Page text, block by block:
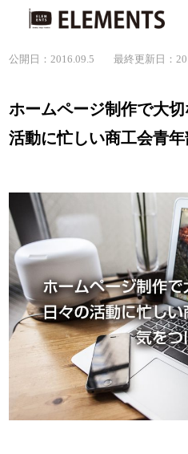
公開日：2016.09.5 最終更新日：
ホームページ制作で大
活動に忙しい商工会青